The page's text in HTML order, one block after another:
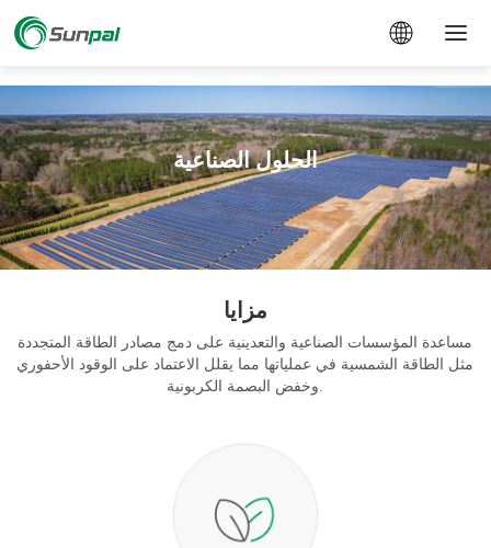
الحلول الصناعية
مزايا
مساعدة المؤسسات الصناعية والتعدينية على دمج مصادر الطاقة المتجددة
مثل الطاقة الشمسية في عملياتها مما يقلل الاعتماد على الوقود الأحفوري
وخفض البصمة الكربونية.